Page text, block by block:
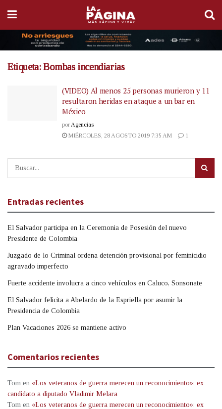
Etiqueta:Bombas incendiarias
(VIDEO) Al menos 25 personas murieron y 11
resultaron heridas en ataque a un bar en
México
por Agencias
MIÉRCOLES, 28 AGOSTO 2019 7:35 AM
1
Entradas recientes
El Salvador participa en la Ceremonia de Posesión del nuevo
Presidente de Colombia
Juzgado de lo Criminal ordena detención provisional por feminicidio
agravado imperfecto
Fuerte accidente involucra a cinco vehículos en Caluco, Sonsonate
El Salvador felicita a Abelardo de la Espriella por asumir la
Presidencia de Colombia
Plan Vacaciones 2026 se mantiene activo
Comentarios recientes
Tom en «Los veteranos de guerra merecen un reconocimiento»: ex
candidato a diputado Vladimir Melara
Tom en «Los veteranos de guerra merecen un reconocimiento»: ex